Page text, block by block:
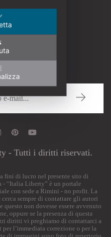
- Tutti i diritti riservati.
fini di lucro nel presente sito di
“Italia Liberty” è un portale
con sede a Rimini - no profit. La
sempre di contattare gli autori
non dovesse essere avvenuto
oppure se la presenza di questa
diritti vi preghiamo di contattarci a
per l’immediata correzione o per la